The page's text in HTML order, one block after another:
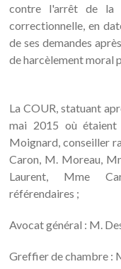
contre l'arrêt de la
correctionnelle, en
de ses demandes
de harcèlement moral
La COUR, statuant
mai 2015 où
Moignard, conseiller
Caron, M. Moreau,
Laurent, Mme
référendaires ;
Avocat général : M.
Greffier de chambre :